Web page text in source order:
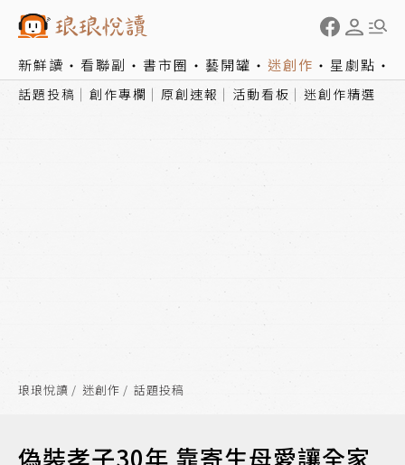
新鮮讀 看聯副 書市圈 藝開罐 迷創作 星劇點
話題投稿 創作專欄 原創速報 活動看板 迷創作精選
琅琅悅讀 迷創作 話題投稿
偽裝孝子30年 靠寄生母愛讓全家